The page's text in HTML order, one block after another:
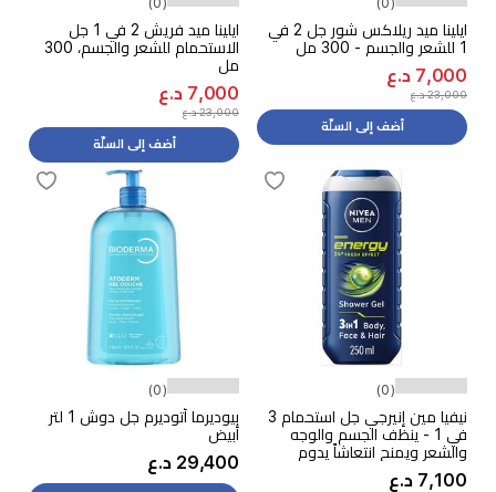
ايلينا ميد ريلاكس شور جل 2 في
1 للشعر والجسم - 300 مل
7,000 د.ع
23,000 د.ع
أضف إلى السلّة
ايلينا ميد فريش 2 في 1 جل
الاستحمام للشعر والجسم، 300
مل
7,000 د.ع
23,000 د.ع
أضف إلى السلّة
(0)
نيفيا مين إنيرجي جل استحمام 3
في 1 - ينظف الجسم والوجه
والشعر ويمنح انتعاشاً يدوم
طويلاً, 250 مل
7,100 د.ع
(0)
بيوديرما أتوديرم جل دوش 1 لتر
أبيض
29,400 د.ع